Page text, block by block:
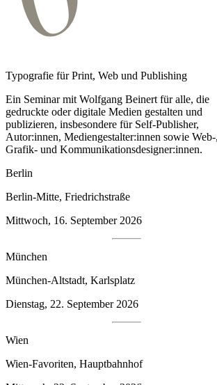
Typografie für Print, Web und Publishing
Ein Seminar mit Wolfgang Beinert für alle, die
gedruckte oder digitale Medien gestalten und
publizieren, insbesondere für Self-Publisher,
Autor:innen, Medien­gestalter:innen sowie Web-,
Grafik- und Kommunikationsdesigner:innen.
Berlin
Berlin-Mitte, Friedrichstraße
Mittwoch, 16. September 2026
München
München-Altstadt, Karlsplatz
Dienstag, 22. September 2026
Wien
Wien-Favoriten, Hauptbahnhof